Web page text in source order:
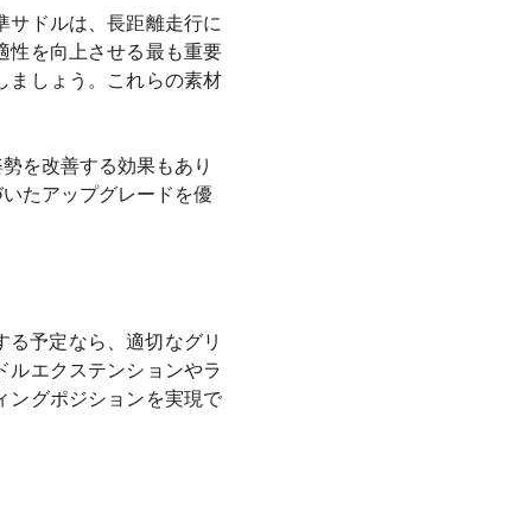
サドルは、長距離走行に
性を向上させる最も重要
ましょう。これらの素材
を改善する効果もあり
たアップグレードを優
予定なら、適切なグリ
ルエクステンションやラ
ングポジションを実現で